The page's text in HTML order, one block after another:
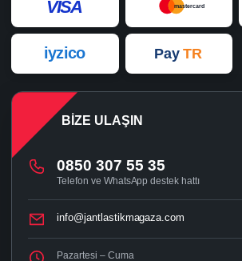
VISA mastercard
iyzico Pay TR
BIZE ULAŞIN
0850 307 55 35
Telefon ve WhatsApp destek hattı
info@jantlastikmagaza.com
Pazartesi – Cuma